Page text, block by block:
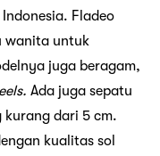
Fladeo
wanita untuk
juga beragam,
Ada juga sepatu
kurang dari 5 cm.
kualitas sol